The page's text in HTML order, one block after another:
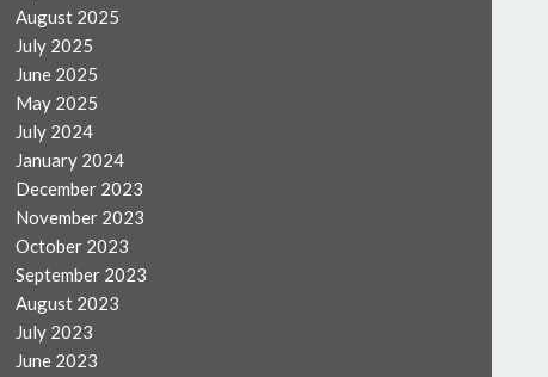
August 2025
July 2025
June 2025
May 2025
July 2024
January 2024
December 2023
November 2023
October 2023
September 2023
August 2023
July 2023
June 2023